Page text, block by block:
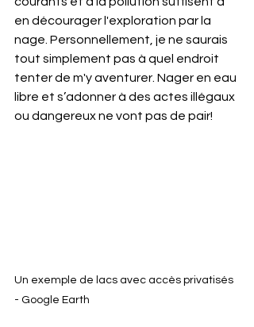
en décourager l'exploration par la
nage. Personnellement, je ne saurais
tout simplement pas à quel endroit
tenter de m'y aventurer. Nager en eau
libre et s’adonner à des actes illégaux
ou dangereux ne vont pas de pair!
Un exemple de lacs avec accès privatisés
- Google Earth